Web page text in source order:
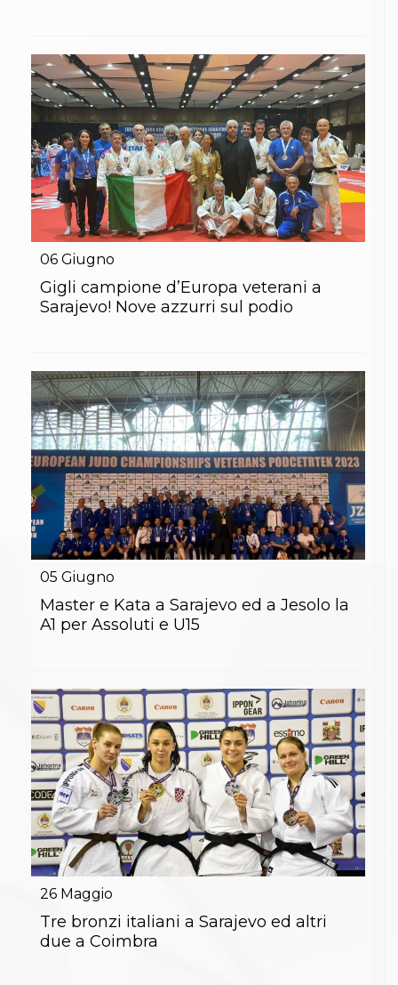
06 Giugno
Gigli campione d’Europa veterani a
Sarajevo! Nove azzurri sul podio
05 Giugno
Master e Kata a Sarajevo ed a Jesolo la
A1 per Assoluti e U15
26 Maggio
Tre bronzi italiani a Sarajevo ed altri
due a Coimbra